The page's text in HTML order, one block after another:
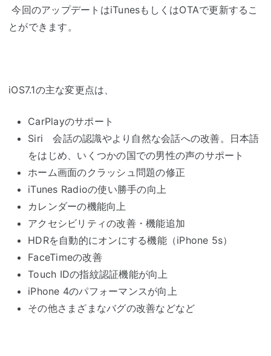
今回のアップデートはiTunesもしくはOTAで更新するこ
とができます。
iOS7.1の主な変更点は、
CarPlayのサポート
Siri 会話の認識やより自然な会話への改善。日本語
をはじめ、いくつかの国での男性の声のサポート
ホーム画面のクラッシュ問題の修正
iTunes Radioの使い勝手の向上
カレンダーの機能向上
アクセシビリティの改善・機能追加
HDRを自動的にオンにする機能（iPhone 5s）
FaceTimeの改善
Touch IDの指紋認証機能が向上
iPhone 4のパフォーマンスが向上
その他さまざまなバグの改善などなど